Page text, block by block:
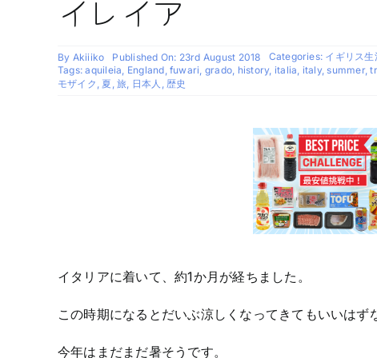
イレイア
By Akiiiko Published On: 23rd August 2018 Categories: イギリス
Tags:aquileia, England, fuwari, grado, history, italia, italy,summer,
モザイク , 夏 ,旅, 日本人 , 歴史
イタリアに着いて、約1か月が経ちました。
この時期になるとだいぶ涼しくなってきてもいいはず
今年はまだまだ暑そうです。